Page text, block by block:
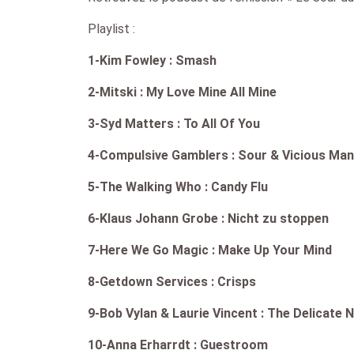
Playlist :
1-Kim Fowley : Smash
2-Mitski : My Love Mine All Mine
3-Syd Matters : To All Of You
4-Compulsive Gamblers : Sour & Vicious Man
5-The Walking Who : Candy Flu
6-Klaus Johann Grobe : Nicht zu stoppen
7-Here We Go Magic : Make Up Your Mind
8-Getdown Services : Crisps
9-Bob Vylan & Laurie Vincent : The Delicate
10-Anna Erharrdt : Guestroom